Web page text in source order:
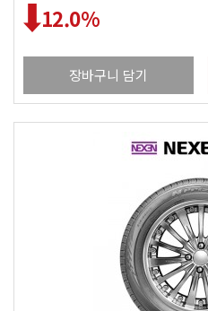
12.0%
장바구니 담기